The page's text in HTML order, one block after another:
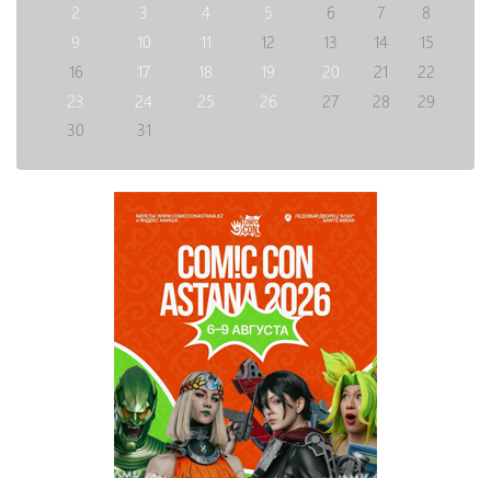
2
3 4 5 6 7
8
9
10 11 12 13 14
15
16
17 18 19 20 21
22
23
24 25 26 27 28
29
30
31